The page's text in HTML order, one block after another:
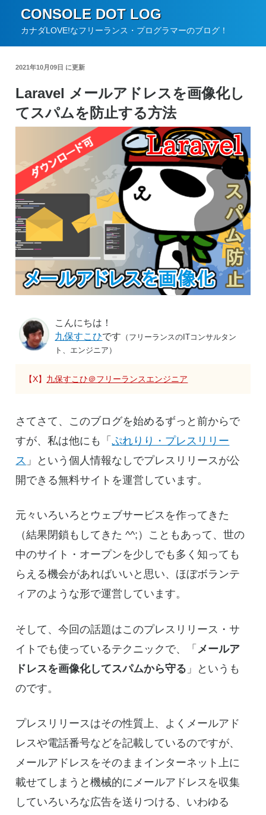
CONSOLE DOT LOG
カナダLOVE!なフリーランス・プログラマーのブログ！
2021年10月09日 に更新
Laravel メールアドレスを画像化し
てスパムを防止する方法
こんにちは！
九保すこひです （フリーランスのITコンサルタン
ト、エンジニア）
【X】 九保すこひ＠フリーランスエンジニア
さてさて、このブログを始めるずっと前からで
すが、私は他にも「ぷれりり・プレスリリー
ス 」という個人情報なしでプレスリリースが公
開できる無料サイトを運営しています。
元々いろいろとウェブサービスを作ってきた
（結果閉鎖もしてきた ^^;）こともあって、世の
中のサイト・オープンを少しでも多く知っても
らえる機会があればいいと思い、ほぼボランテ
ィアのような形で運営しています。
そして、今回の話題はこのプレスリリース・サ
イトでも使っているテクニックで、「 メールア
ドレスを画像化してスパムから守る 」というも
のです。
プレスリリースはその性質上、よくメールアド
レスや電話番号などを記載しているのですが、
メールアドレスをそのままインターネット上に
載せてしまうと機械的にメールアドレスを収集
していろいろな広告を送りつける、いわゆる